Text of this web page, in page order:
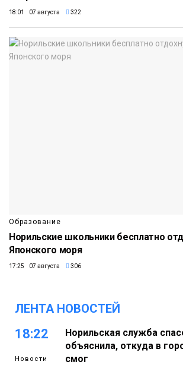
18:01 07 августа 322
Образование
Норильские школьники бесплатно
Японского моря
17:25 07 августа 306
ЛЕНТА НОВОСТЕЙ
18:22
Новости
Норильская служба
объяснила, откуда в
смог